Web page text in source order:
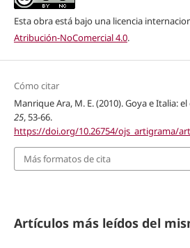
Esta obra está bajo una licencia
Atribución-NoComercial 4.0.
Cómo citar
Manrique Ara, M. E. (2010). Goya e Italia:
25, 53-66.
https://doi.org/10.26754/ojs_artigrama/
Más formatos de cita
Artículos más leídos del